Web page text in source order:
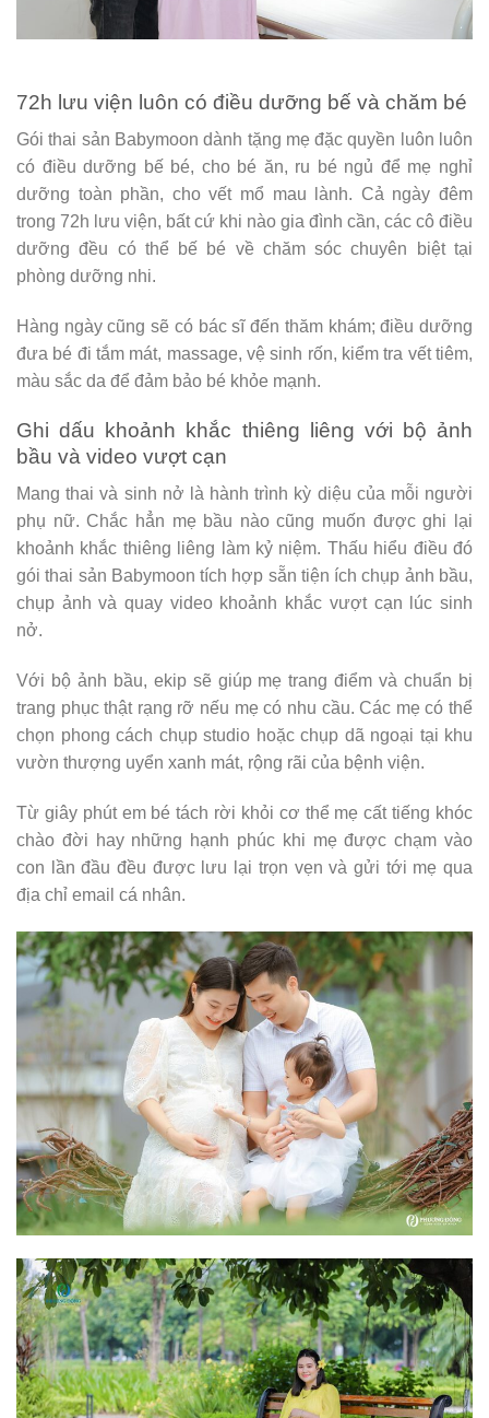
72h lưu viện luôn có điều dưỡng bế và chăm bé
Gói thai sản Babymoon dành tặng mẹ đặc quyền luôn luôn
có điều dưỡng bế bé, cho bé ăn, ru bé ngủ để mẹ nghỉ
dưỡng toàn phần, cho vết mổ mau lành. Cả ngày đêm
trong 72h lưu viện, bất cứ khi nào gia đình cần, các cô điều
dưỡng đều có thể bế bé về chăm sóc chuyên biệt tại
phòng dưỡng nhi.
Hàng ngày cũng sẽ có bác sĩ đến thăm khám; điều dưỡng
đưa bé đi tắm mát, massage, vệ sinh rốn, kiểm tra vết tiêm,
màu sắc da để đảm bảo bé khỏe mạnh.
Ghi dấu khoảnh khắc thiêng liêng với bộ ảnh
bầu và video vượt cạn
Mang thai và sinh nở là hành trình kỳ diệu của mỗi người
phụ nữ. Chắc hẳn mẹ bầu nào cũng muốn được ghi lại
khoảnh khắc thiêng liêng làm kỷ niệm. Thấu hiểu điều đó
gói thai sản Babymoon tích hợp sẵn tiện ích chụp ảnh bầu,
chụp ảnh và quay video khoảnh khắc vượt cạn lúc sinh
nở.
Với bộ ảnh bầu, ekip sẽ giúp mẹ trang điểm và chuẩn bị
trang phục thật rạng rỡ nếu mẹ có nhu cầu. Các mẹ có thể
chọn phong cách chụp studio hoặc chụp dã ngoại tại khu
vườn thượng uyển xanh mát, rộng rãi của bệnh viện.
Từ giây phút em bé tách rời khỏi cơ thể mẹ cất tiếng khóc
chào đời hay những hạnh phúc khi mẹ được chạm vào
con lần đầu đều được lưu lại trọn vẹn và gửi tới mẹ qua
địa chỉ email cá nhân.